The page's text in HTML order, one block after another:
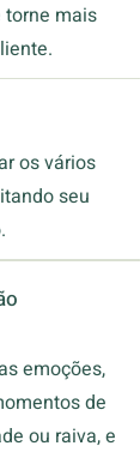
mais
os vários
seu
emoções,
de
ou raiva, e